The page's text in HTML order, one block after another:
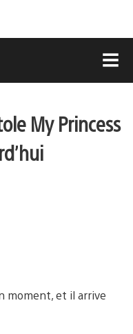
My Princess
moment, et il arrive